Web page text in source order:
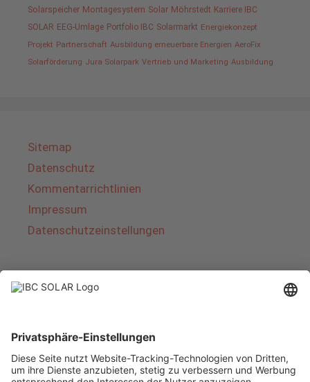
Solarspeicher Montagesystem Solar Möhrstedt Karriere IBC
SOLAR EEG-Umlage Portfolio IBC Solarmarkt Energiekonzept
Projekt Partnerschaft Ausbildung erneuerbare Energien AeroFix
Solarförderung Jura Solarpark Vertrieb und Marketing Ausbildung
Sitemap
Datenschutz
Kommentarrichtlinien
Impressum
Datenschutzeinstellungen
Über IBC SOLAR
von Energielösungen und Dienstleistungen im
Bereich Photovoltaik und Speicher. Das
Unternehmen bietet Komplettsysteme an und